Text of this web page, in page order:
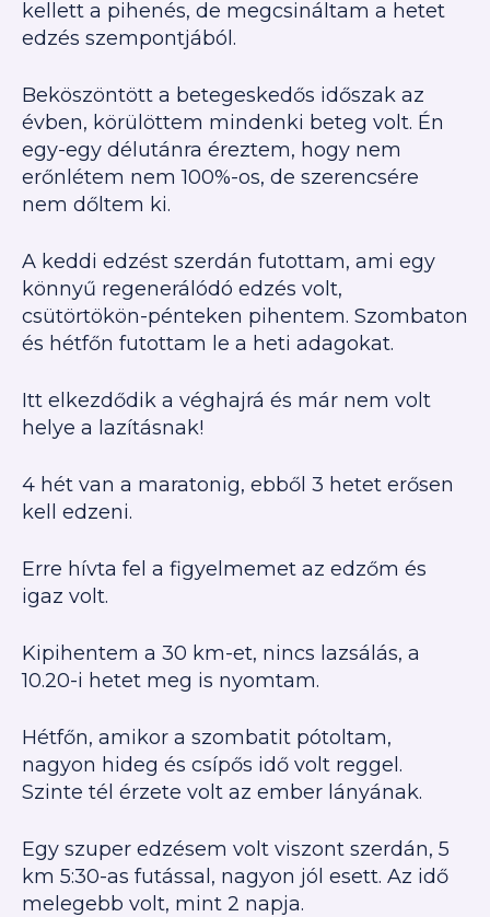
kellett a pihenés, de megcsináltam a hetet
edzés szempontjából.
Beköszöntött a betegeskedős időszak az
évben, körülöttem mindenki beteg volt. Én
egy-egy délutánra éreztem, hogy nem
erőnlétem nem 100%-os, de szerencsére
nem dőltem ki.
A keddi edzést szerdán futottam, ami egy
könnyű regenerálódó edzés volt,
csütörtökön-pénteken pihentem. Szombaton
és hétfőn futottam le a heti adagokat.
Itt elkezdődik a véghajrá és már nem volt
helye a lazításnak!
4 hét van a maratonig, ebből 3 hetet erősen
kell edzeni.
Erre hívta fel a figyelmemet az edzőm és
igaz volt.
Kipihentem a 30 km-et, nincs lazsálás, a
10.20-i hetet meg is nyomtam.
Hétfőn, amikor a szombatit pótoltam,
nagyon hideg és csípős idő volt reggel.
Szinte tél érzete volt az ember lányának.
Egy szuper edzésem volt viszont szerdán, 5
km 5:30-as futással, nagyon jól esett. Az idő
melegebb volt, mint 2 napja.